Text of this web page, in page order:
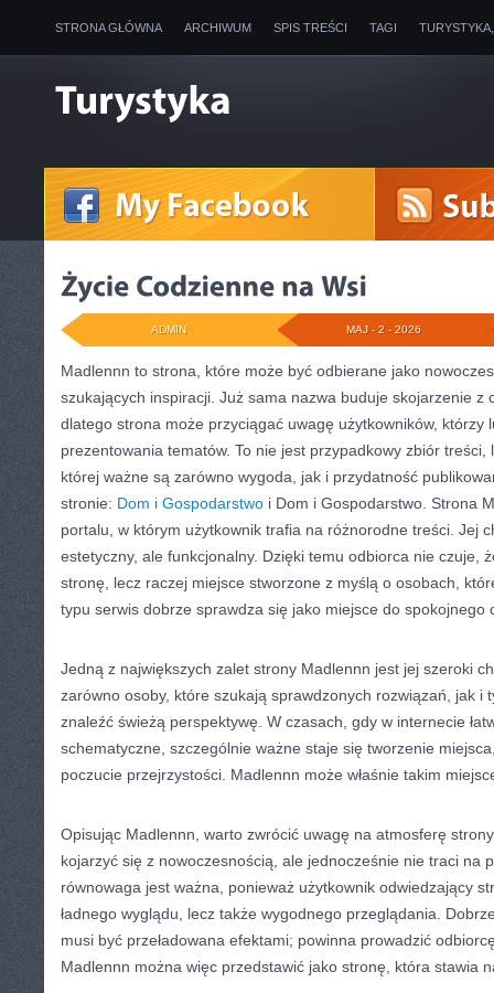
STRONA GŁÓWNA ARCHIWUM SPIS TREŚCI TAGI
MAJ - 2 - 2026
ADMIN
Madlennn to strona, które może być odbierane jako
szukających inspiracji. Już sama nazwa buduje skojarzenie z
dlatego strona może przyciągać uwagę użytkowników, którzy
prezentowania tematów. To nie jest przypadkowy zbiór
której ważne są zarówno wygoda, jak i przydatność
stronie: Dom i Gospodarstwo i Dom i Gospodarstwo. Strona
portalu, w którym użytkownik trafia na różnorodne treści. Jej
estetyczny, ale funkcjonalny. Dzięki temu odbiorca nie czuje,
stronę, lecz raczej miejsce stworzone z myślą o osobach,
typu serwis dobrze sprawdza się jako miejsce do spokojnego
Jedną z największych zalet strony Madlennn jest jej szeroki
zarówno osoby, które szukają sprawdzonych rozwiązań, jak i
znaleźć świeżą perspektywę. W czasach, gdy w internecie
schematyczne, szczególnie ważne staje się tworzenie
poczucie przejrzystości. Madlennn może właśnie takim
Opisując Madlennn, warto zwrócić uwagę na atmosferę
kojarzyć się z nowoczesnością, ale jednocześnie nie traci na
równowaga jest ważna, ponieważ użytkownik odwiedzający
ładnego wyglądu, lecz także wygodnego przeglądania.
musi być przeładowana efektami; powinna prowadzić
Madlennn można więc przedstawić jako stronę, która stawia